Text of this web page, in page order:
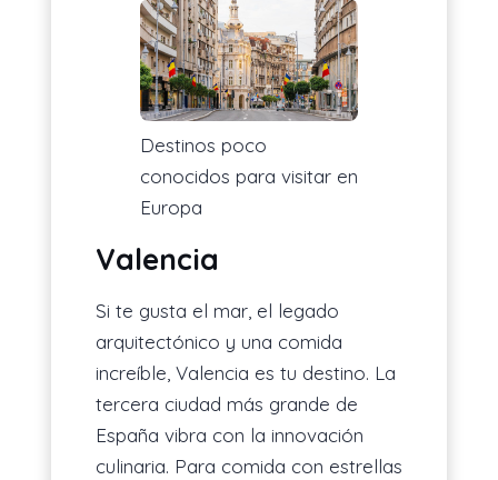
Destinos poco
conocidos para visitar en
Europa
Valencia
Si te gusta el mar, el legado
arquitectónico y una comida
increíble, Valencia es tu destino. La
tercera ciudad más grande de
España vibra con la innovación
culinaria. Para comida con estrellas